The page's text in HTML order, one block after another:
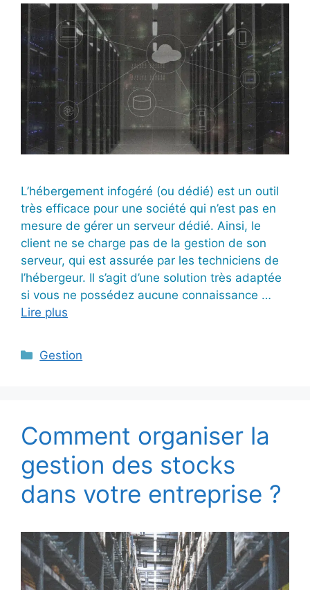
L’hébergement infogéré (ou dédié) est un outil
très efficace pour une société qui n’est pas en
mesure de gérer un serveur dédié. Ainsi, le
client ne se charge pas de la gestion de son
serveur, qui est assurée par les techniciens de
l’hébergeur. Il s’agit d’une solution très adaptée
si vous ne possédez aucune connaissance …
Lire plus
Catégories
Gestion
Comment organiser la
gestion des stocks
dans votre entreprise ?